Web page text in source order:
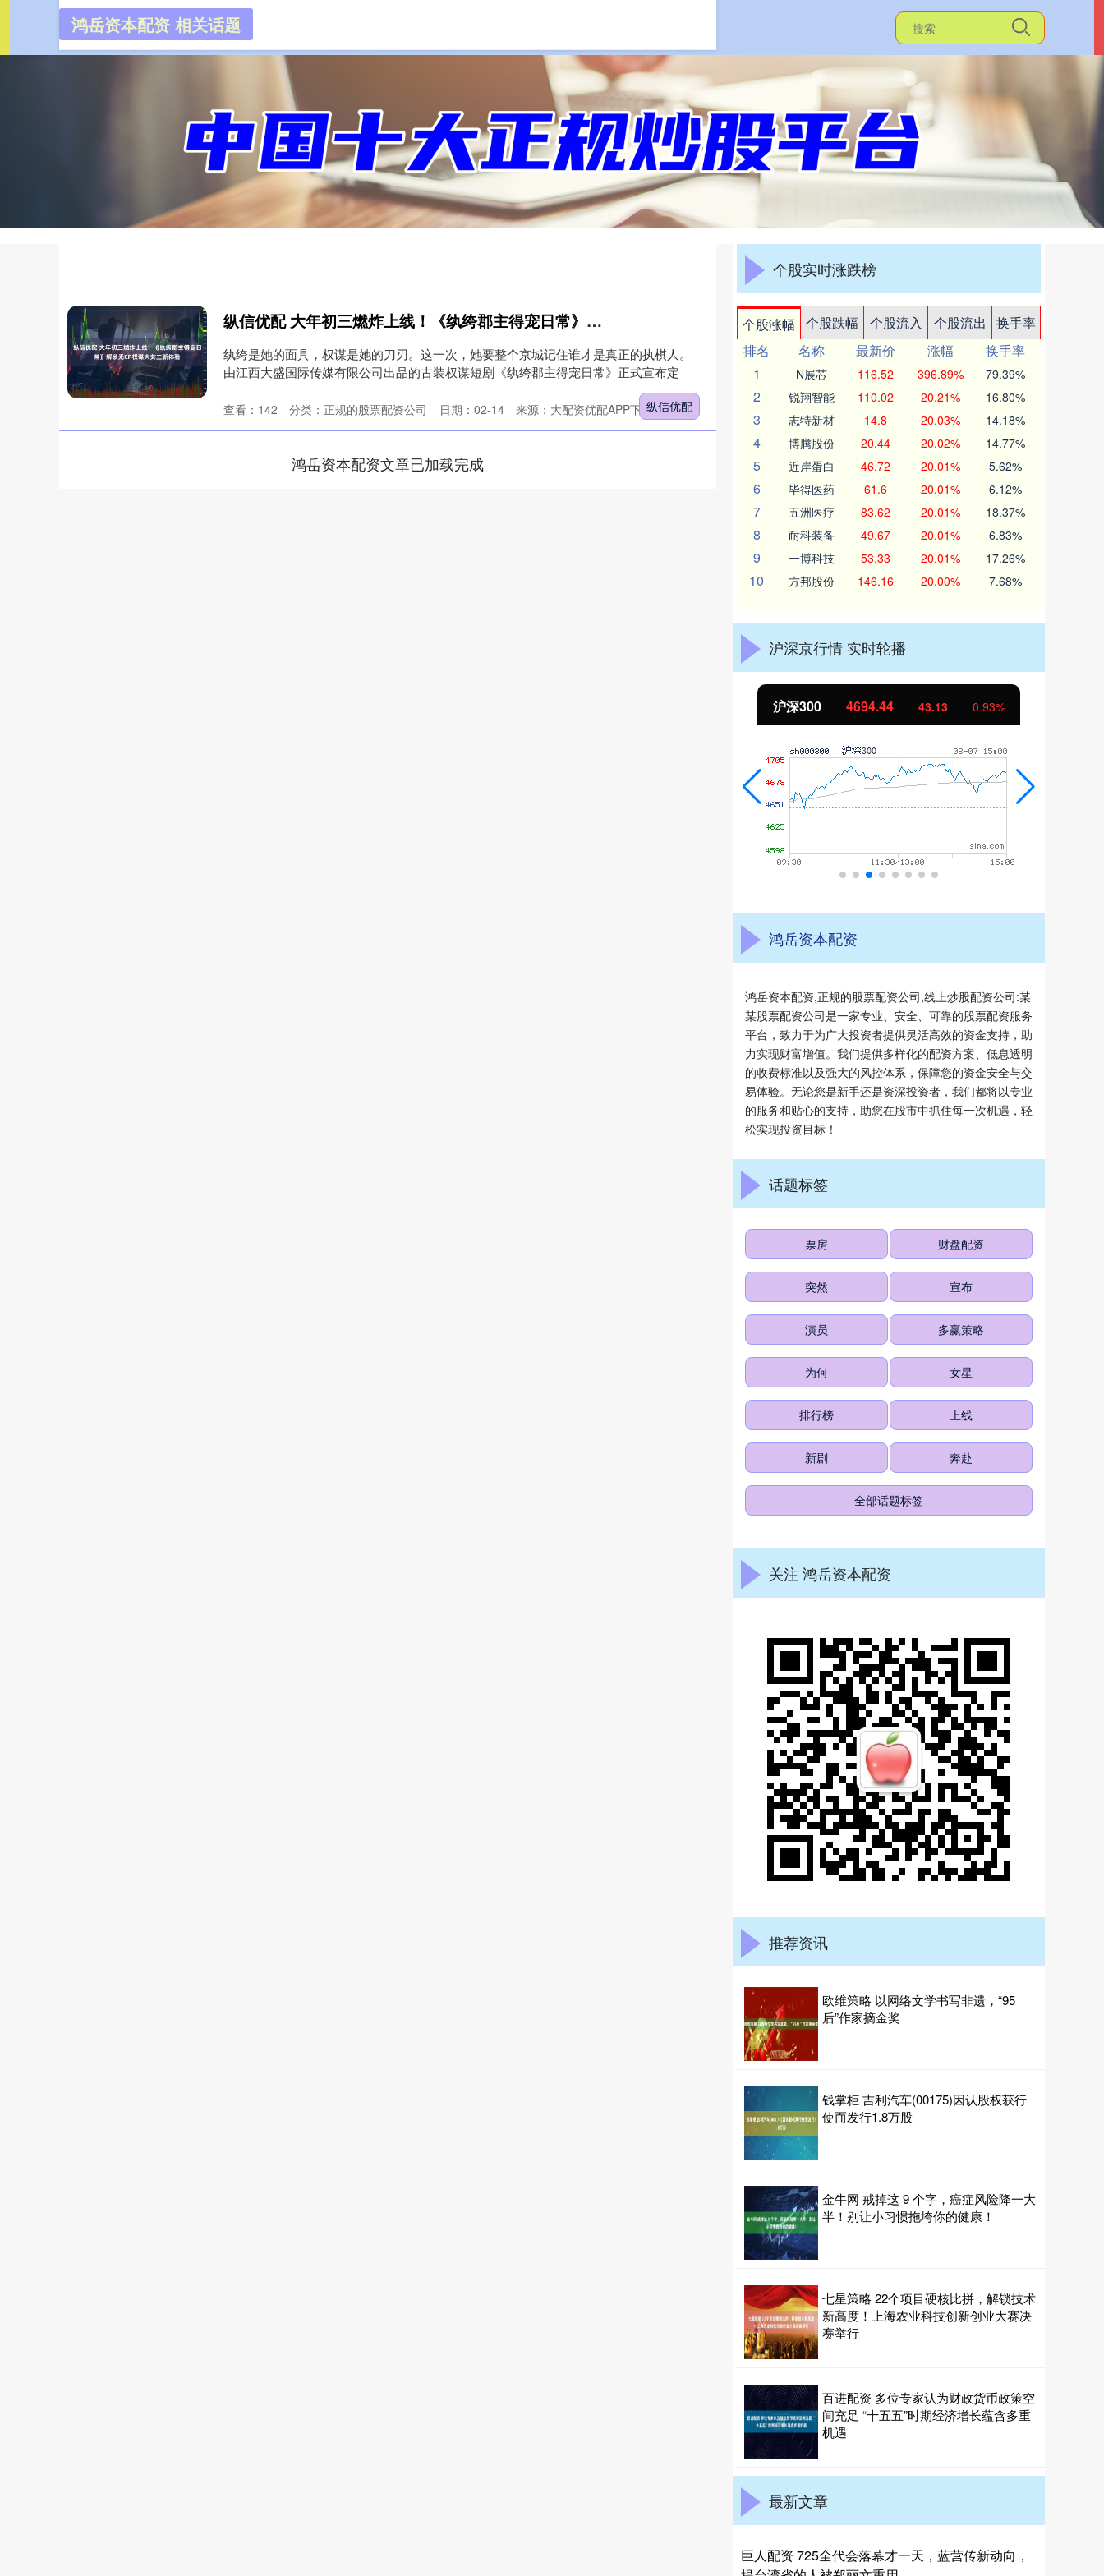
鸿岳资本配资 相关话题
纵信优配 大年初三燃炸上线！《纨绔郡主得宠日常》解锁无CP权谋大女主新体验
纨绔是她的面具，权谋是她的刀刃。这一次，她要整个京城记住谁才是真正的执棋人。
由江西大盛国际传媒有限公司出品的古装权谋短剧《纨绔郡主得宠日常》正式宣布定
纵信优配
日期：02-14 来源：大配资优配APP下载
查看： 142 分类： 正规的股票配资公司
鸿岳资本配资文章已加载完成
个股实时涨跌榜
个股涨幅 个股跌幅 个股流入 个股流出
换手率
排名
名称 最新价 涨幅
换手率
1
N展芯 116.52 396.89% 79.39%
2 锐翔智能 110.02 20.21% 16.80%
3 志特新材 14.8 20.03% 14.18%
4 博腾股份 20.44 20.02% 14.77%
5 近岸蛋白 46.72 20.01% 5.62%
6 毕得医药 61.6 20.01% 6.12%
7 五洲医疗 83.62 20.01% 18.37%
8 耐科装备 49.67 20.01% 6.83%
9 一博科技 53.33 20.01% 17.26%
10 方邦股份 146.16 20.00% 7.68%
沪深京行情 实时轮播
沪深300 4694.44 43.13 0.93%
鸿岳资本配资
鸿岳资本配资,正规的股票配资公司,线上炒股配资公司:某
某股票配资公司是一家专业、安全、可靠的股票配资服务
平台，致力于为广大投资者提供灵活高效的资金支持，助
力实现财富增值。我们提供多样化的配资方案、低息透明
的收费标准以及强大的风控体系，保障您的资金安全与交
易体验。无论您是新手还是资深投资者，我们都将以专业
的服务和贴心的支持，助您在股市中抓住每一次机遇，轻
松实现投资目标！
话题标签
票房 财盘配资
突然 宣布
演员 多赢策略
为何 女星
排行榜 上线
新剧 奔赴
全部话题标签
关注 鸿岳资本配资
推荐资讯
欧维策略 以网络文学书写非遗，“95
后”作家摘金奖
钱掌柜 吉利汽车(00175)因认股权获行
使而发行1.8万股
金牛网 戒掉这 9 个字，癌症风险降一大
半！别让小习惯拖垮你的健康！
七星策略 22个项目硬核比拼，解锁技术
新高度！上海农业科技创新创业大赛决
赛举行
百进配资 多位专家认为财政货币政策空
间充足 “十五五”时期经济增长蕴含多重
机遇
最新文章
巨人配资 725全代会落幕才一天，蓝营传新动向，